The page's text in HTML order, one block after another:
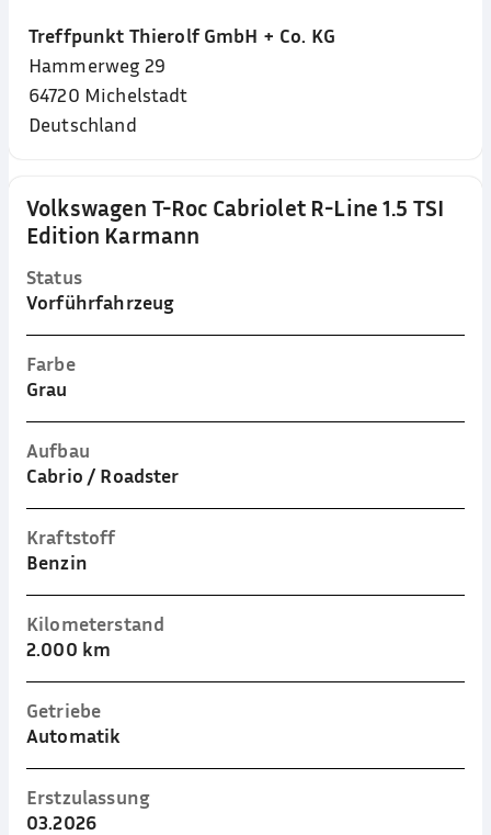
Volkswagen T-Roc Cabriolet R-Line 1.5 TSI
Edition Karmann
Status
Vorführfahrzeug
Farbe
Grau
Aufbau
Cabrio / Roadster
Kraftstoff
Benzin
Kilometerstand
2.000 km
Getriebe
Automatik
Erstzulassung
03.2026
Treffpunkt Thierolf GmbH + Co. KG
Hammerweg 29
64720 Michelstadt
Deutschland